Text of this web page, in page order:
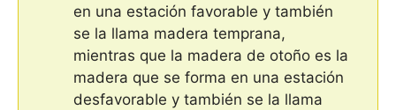
en una estación favorable y también
se la llama madera temprana,
mientras que la madera de otoño es la
madera que se forma en una estación
desfavorable y también se la llama